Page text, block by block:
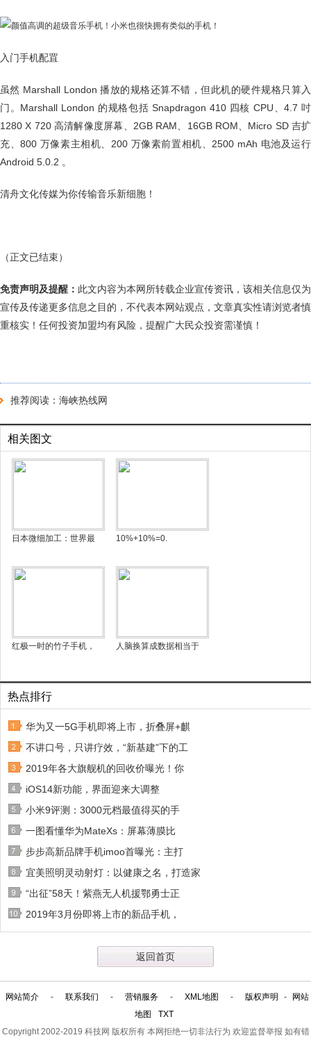
入门手机配罝
虽然 Marshall London 播放的规格还算不错，但此机的硬件规格只算入
门。Marshall London 的规格包括 Snapdragon 410 四核 CPU、4.7 吋
1280 X 720 高清解像度屏幕、2GB RAM、16GB ROM、Micro SD 吉扩
充、800 万像素主相机、200 万像素前置相机、2500 mAh 电池及运行
Android 5.0.2 。
清舟文化传媒为你传输音乐新细胞！
（正文已结束）
免责声明及提醒： 此文内容为本网所转载企业宣传资讯，该相关信息仅为
宣传及传递更多信息之目的，不代表本网站观点，文章真实性请浏览者慎
重核实！任何投资加盟均有风险，提醒广大民众投资需谨慎！
推荐阅读： 海峡热线网
相关图文
日本微细加工：世界最 10%+10%=0.
红极一时的竹子手机， 人脑换算成数据相当于
热点排行
华为又一5G手机即将上市，折叠屏+麒
不讲口号，只讲疗效，“新基建”下的工
2019年各大旗舰机的回收价曝光！你
iOS14新功能，界面迎来大调整
小米9评测：3000元档最值得买的手
一图看懂华为MateXs：屏幕薄膜比
步步高新品牌手机imoo首曝光：主打
宜美照明灵动射灯：以健康之名，打造家
“出征”58天！紫燕无人机援鄂勇士正
2019年3月份即将上市的新品手机，
返回首页
网站简介 - 联系我们 - 营销服务 - XML地图 - 版权声明 -
网站
地图
TXT
Copyright 2002-2019 科技网 版权所有 本网拒绝一切非法行为 欢迎监督举报 如有错